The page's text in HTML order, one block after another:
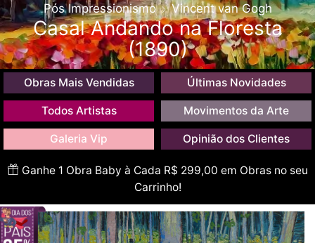
Pós Impressionismo
Vincent van Gogh
Casal Andando na Floresta
(1890)
Obras Mais Vendidas Últimas Novidades
Todos Artistas Movimentos da Arte
Galeria Vip Opinião dos Clientes
Ganhe 1 Obra Baby à Cada R$ 299,00 em Obras no seu
Carrinho!